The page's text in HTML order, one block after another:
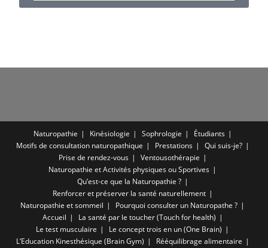
Naturopathie Kinésiologie Sophrologie
Étudiants
Motifs de consultation naturopathique
Prestations
Qui suis-je?
Prise de rendez-vous
Ventousothérapie
Naturopathie et Activités physiques ou Sportives
Qu’est-ce que la Naturopathie ?
Renforcer et préserver la santé naturellement
Naturopathie et sommeil
Pourquoi consulter un Naturopathe ?
Accueil
La santé par le toucher (Touch for health)
Le test musculaire
Le concept trois en un (One Brain)
L’Education Kinesthésique (Brain Gym)
Rééquilibrage alimentaire